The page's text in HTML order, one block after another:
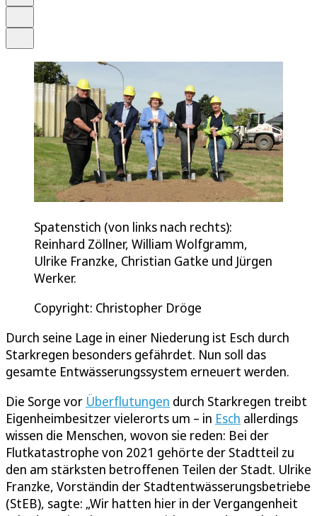
Spatenstich (von links nach rechts):
Reinhard Zöllner, William Wolfgramm,
Ulrike Franzke, Christian Gatke und Jürgen
Werker.
Copyright: Christopher Dröge
Durch seine Lage in einer Niederung ist Esch durch
Starkregen besonders gefährdet. Nun soll das
gesamte Entwässerungssystem erneuert werden.
Die Sorge vor Überflutungen durch Starkregen treibt
Eigenheimbesitzer vielerorts um – in Esch allerdings
wissen die Menschen, wovon sie reden: Bei der
Flutkatastrophe von 2021 gehörte der Stadtteil zu
den am stärksten betroffenen Teilen der Stadt. Ulrike
Franzke, Vorständin der Stadtentwässerungsbetriebe
(StEB), sagte: „Wir hatten hier in der Vergangenheit